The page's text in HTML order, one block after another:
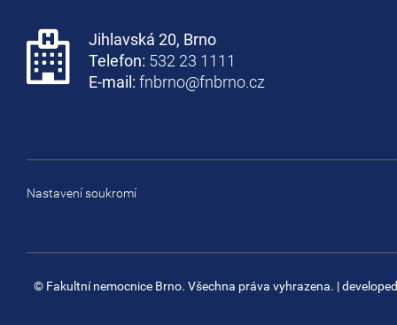
Jihlavská 20, Brno
Telefon: 532 23 1111
E-mail: fnbrno@fnbrno.cz
Nastavení soukromí
© Fakultní nemocnice Brno. Všechna práva vyhrazena. |